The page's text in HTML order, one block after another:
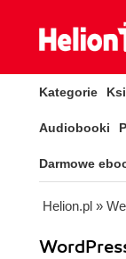
Kategorie
Audiobooki
Darmowe
Helion.pl »